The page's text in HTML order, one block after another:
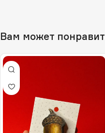
Вам может